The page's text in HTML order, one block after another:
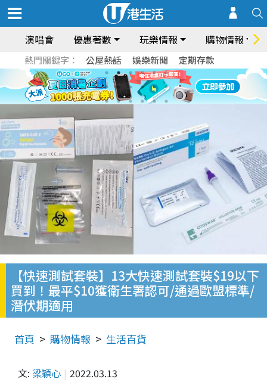
演唱會 優惠著數 玩樂情報 購物情報
熱門關鍵字： 公屋熱話 娛樂新聞 定期存款
【快速測試套裝】13大快速測試套裝$19以下
買到！最平$10獲衛生署認可/通過歐盟標準/
潛伏期適用
首頁 購物情報 生活百貨
文: 梁穎心 2022.03.13